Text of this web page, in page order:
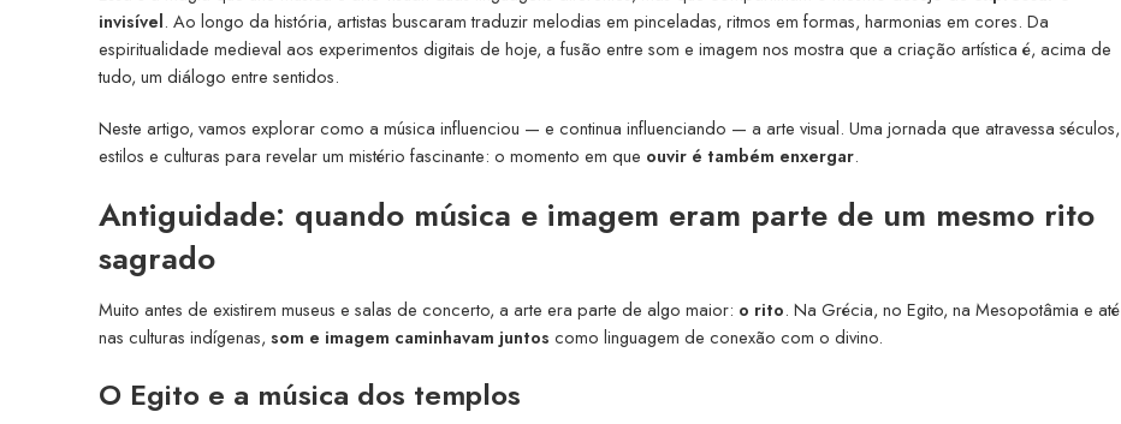
invisível. Ao longo da história, artistas buscaram traduzir melodias em pinceladas, ritmos em formas, harmonias em cores. Da
espiritualidade medieval aos experimentos digitais de hoje, a fusão entre som e imagem nos mostra que a criação artística é, acima de
tudo, um diálogo entre sentidos.
Neste artigo, vamos explorar como a música influenciou — e continua influenciando — a arte visual. Uma jornada que atravessa séculos,
estilos e culturas para revelar um mistério fascinante: o momento em que ouvir é também enxergar.
Antiguidade: quando música e imagem eram parte de um mesmo rito
sagrado
Muito antes de existirem museus e salas de concerto, a arte era parte de algo maior: o rito. Na Grécia, no Egito, na Mesopotâmia e até
nas culturas indígenas, som e imagem caminhavam juntos como linguagem de conexão com o divino.
O Egito e a música dos templos